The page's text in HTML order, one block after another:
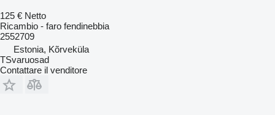
125 € Netto
Ricambio - faro fendinebbia
2552709
Estonia, Kõrveküla
TSvaruosad
Contattare il venditore